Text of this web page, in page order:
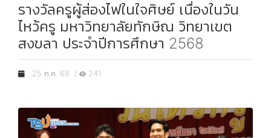
รางวัลครูผู้ส่องไฟในใจศิษย์ เนื่องในวัน
ไหว้ครู มหาวิทยาลัยทักษิณ วิทยาเขต
สงขลา ประจำปีการศึกษา 2568
25 ก.ค. 68 / 241